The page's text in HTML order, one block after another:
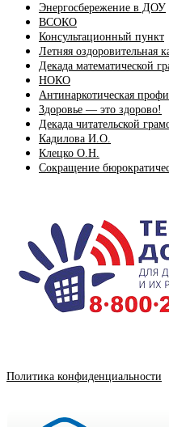
Энергосбережение в ДОУ
ВСОКО
Консультационный пункт
Летняя оздоровительная
Декада математической
НОКО
Антинаркотическая
Здоровье — это здорово!
Декада читательской
Кадилова И.О.
Клецко О.Н.
Сокращение
Политика конфиденциальности